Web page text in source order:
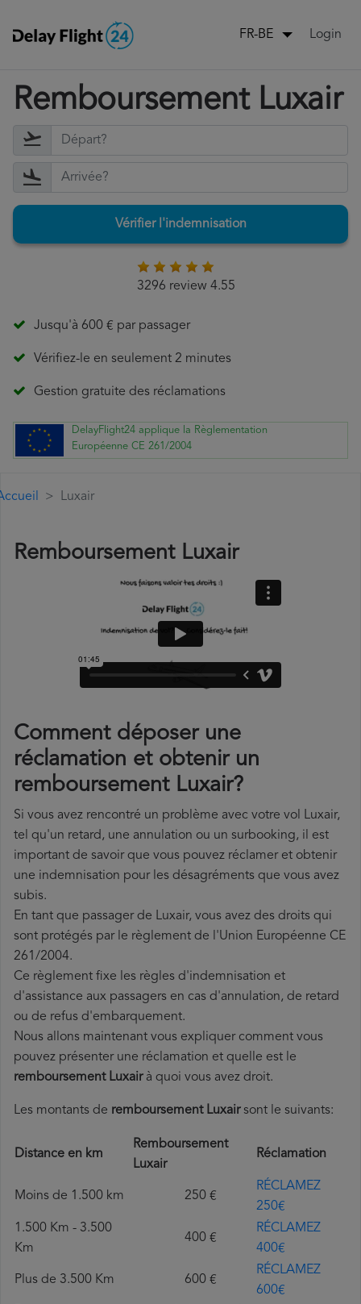
FR-BE Login
Remboursement Luxair
Vérifier l'indemnisation
3296 review 4.55
Jusqu'à 600 € par passager
Vérifiez-le en seulement 2 minutes
Gestion gratuite des réclamations
DelayFlight24 applique la Règlementation
Européenne CE 261/2004
Luxair
Remboursement Luxair
Comment déposer une
réclamation et obtenir un
remboursement Luxair?
Si vous avez rencontré un problème avec votre vol Luxair,
tel qu'un retard, une annulation ou un surbooking, il est
important de savoir que vous pouvez réclamer et obtenir
une indemnisation pour les désagréments que vous avez
subis.
En tant que passager de Luxair, vous avez des droits qui
sont protégés par le règlement de l'Union Européenne CE
261/2004.
Ce règlement fixe les règles d'indemnisation et
d'assistance aux passagers en cas d'annulation, de retard
ou de refus d'embarquement.
Nous allons maintenant vous expliquer comment vous
pouvez présenter une réclamation et quelle est le
remboursement Luxairà quoi vous avez droit.
Les montants de remboursement Luxairsont le suivants:
Distance en km
Remboursement
Luxair
Réclamation
Moins de 1.500 km 250 €
RÉCLAMEZ
250€
1.500 Km - 3.500
Km
400 €
RÉCLAMEZ
400€
Plus de 3.500 Km 600 €
RÉCLAMEZ
600€